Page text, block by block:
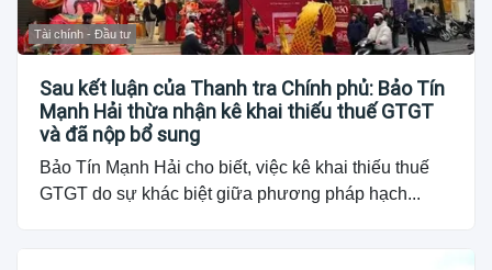
Tài chính - Đầu tư
Sau kết luận của Thanh tra Chính phủ: Bảo Tín
Mạnh Hải thừa nhận kê khai thiếu thuế GTGT
và đã nộp bổ sung
Bảo Tín Mạnh Hải cho biết, việc kê khai thiếu thuế
GTGT do sự khác biệt giữa phương pháp hạch...